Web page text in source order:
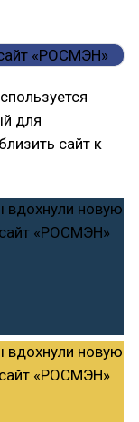
для
сайт к